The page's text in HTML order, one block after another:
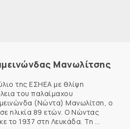
Μανωλίτσης
της ΕΣΗΕΑ με θλίψη
του παλαίμαχου
(Νώντα) Μανωλίτση, ο
ηλικία 89 ετών. Ο Νώντας
το 1937 στη Λευκάδα. Τη ...